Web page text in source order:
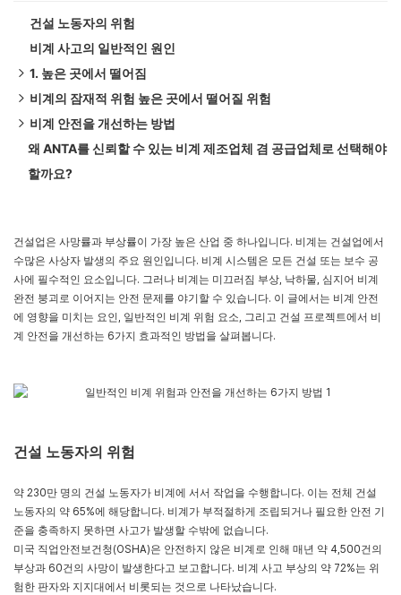
건설 노동자의 위험
비계 사고의 일반적인 원인
1. 높은 곳에서 떨어짐
2. 낙하하는 물체
3. 비계의 구조적 손상
4. 플랫폼 위험
5. 감전 위험
비계의 잠재적 위험 높은 곳에서 떨어질 위험
비계 붕괴 위험
비계 안전을 개선하는 방법
1. 적절한 교육 및 감독 제공
2. 올바른 비계 재료 및 장비 사용
5. 사고율을 줄이기 위해 고품질 비계를 선택하세요
왜 ANTA를 신뢰할 수 있는 비계 제조업체 겸 공급업체로 선택해야
할까요?
건설업은 사망률과 부상률이 가장 높은 산업 중 하나입니다. 비계는 건설업에서
수많은 사상자 발생의 주요 원인입니다. 비계 시스템은 모든 건설 또는 보수 공
사에 필수적인 요소입니다. 그러나 비계는 미끄러짐 부상, 낙하물, 심지어 비계
완전 붕괴로 이어지는 안전 문제를 야기할 수 있습니다. 이 글에서는 비계 안전
에 영향을 미치는 요인, 일반적인 비계 위험 요소, 그리고 건설 프로젝트에서 비
계 안전을 개선하는 6가지 효과적인 방법을 살펴봅니다.
건설 노동자의 위험
약 230만 명의 건설 노동자가 비계에 서서 작업을 수행합니다. 이는 전체 건설
노동자의 약 65%에 해당합니다. 비계가 부적절하게 조립되거나 필요한 안전 기
준을 충족하지 못하면 사고가 발생할 수밖에 없습니다.
미국 직업안전보건청(OSHA)은 안전하지 않은 비계로 인해 매년 약 4,500건의
부상과 60건의 사망이 발생한다고 보고합니다. 비계 사고 부상의 약 72%는 위
험한 판자와 지지대에서 비롯되는 것으로 나타났습니다.